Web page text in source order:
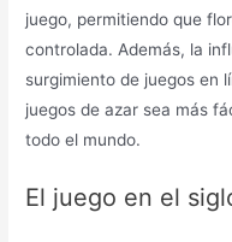
juego, permitiendo que
controlada. Además, la
surgimiento de juegos en
juegos de azar sea más
todo el mundo.
El juego en el